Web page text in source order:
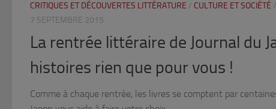
CRITIQUES ET DÉCOUVERTES LITTÉRATURE / CULTURE ET SOCIÉTÉ /
7 SEPTEMBRE 2015
La rentrée littéraire de Journal du
histoires rien que pour vous !
Comme à chaque rentrée, les livres se comptent par